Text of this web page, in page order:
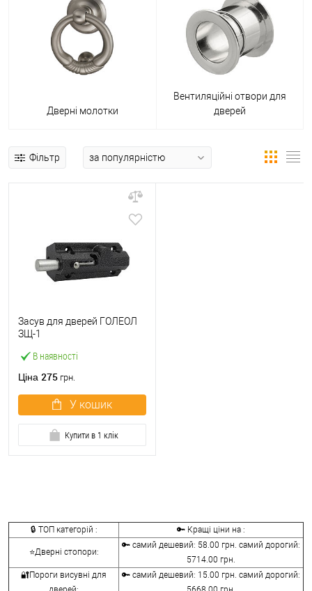
Дверні молотки
Вентиляційні отвори для
дверей
Фільтр
В наявності
Засув для дверей ГОЛЕОЛ
ЗЩ-1
Ціна 275 грн.
У кошик
Купити в 1 клік
🔒 ТОП категорій : 🔑 Кращі ціни на :
⭐Дверні стопори:
🔑 самий дешевий: 58.00 грн. самий дорогий:
5714.00 грн.
🔐Пороги висувні для
🔑 самий дешевий: 15.00 грн. самий дорогий: